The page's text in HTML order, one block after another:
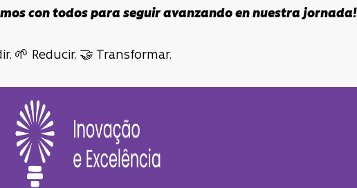
con todos para seguir avanzando en nuestra jornada!
🌱 Reducir. 🤝 Transformar.